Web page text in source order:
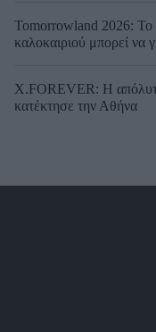
Tomorrowland 2026: Το
καλοκαιριού μπορεί να
X.FOREVER: Η
κατέκτησε την Αθήνα